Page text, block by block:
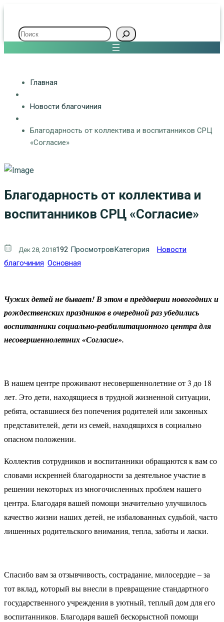
Поиск
Главная
Новости благочиния
Благодарность от коллектива и воспитанников СРЦ
«Согласие»
Благодарность от коллектива и
воспитанников СРЦ «Согласие»
Дек 28, 2018192 ПросмотровКатегория
Новости
благочиния Основная
Чужих детей не бывает! В этом в преддверии новогодних и
рождественских праздников в очередной раз убедились
воспитанники социально-реабилитационного центра для
несовершеннолетних «Согласие».
В нашем центре проживают несовершеннолетние от 3 до 18
лет. Это дети, находящиеся в трудной жизненной ситуации,
ребята, оставшиеся без попечения родителей или законных
представителей, дети из семей, находящихся в социально
опасном положении.
Коллектив сотрудников и воспитанники обращаются к вам со
словами искренней благодарности за деятельное участие в
решении некоторых из многочисленных проблем нашего
центра. Благодаря вашей помощи значительно улучшилось
качество жизни наших детей, не избалованных судьбой, часто
лишенных родительского внимания, тепла, заботы и ласки.
Спасибо вам за отзывчивость, сострадание, милосердие – за
тот вклад, который вы внесли в превращение стандартного
государственного учреждения в уютный, теплый дом для его
воспитанников. Благодаря вашей бескорыстной помощи